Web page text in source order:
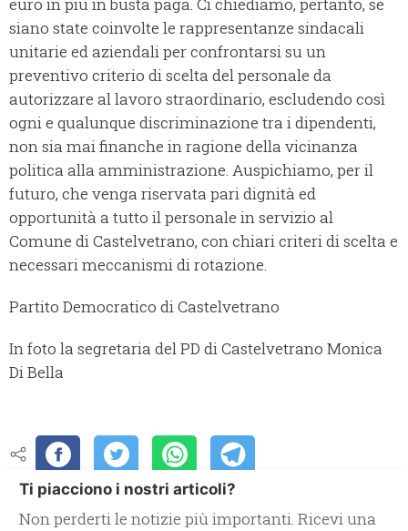
siano state coinvolte le rappresentanze sindacali
unitarie ed aziendali per confrontarsi su un
preventivo criterio di scelta del personale da
autorizzare al lavoro straordinario, escludendo così
ogni e qualunque discriminazione tra i dipendenti,
non sia mai finanche in ragione della vicinanza
politica alla amministrazione. Auspichiamo, per il
futuro, che venga riservata pari dignità ed
opportunità a tutto il personale in servizio al
Comune di Castelvetrano, con chiari criteri di scelta e
necessari meccanismi di rotazione.
Partito Democratico di Castelvetrano
In foto la segretaria del PD di Castelvetrano Monica
Di Bella
Ti piacciono i nostri articoli?
Non perderti le notizie più importanti. Ricevi una